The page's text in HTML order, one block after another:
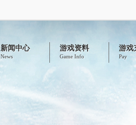
新闻中心
News
游戏资料
Game Info
游戏
Pay